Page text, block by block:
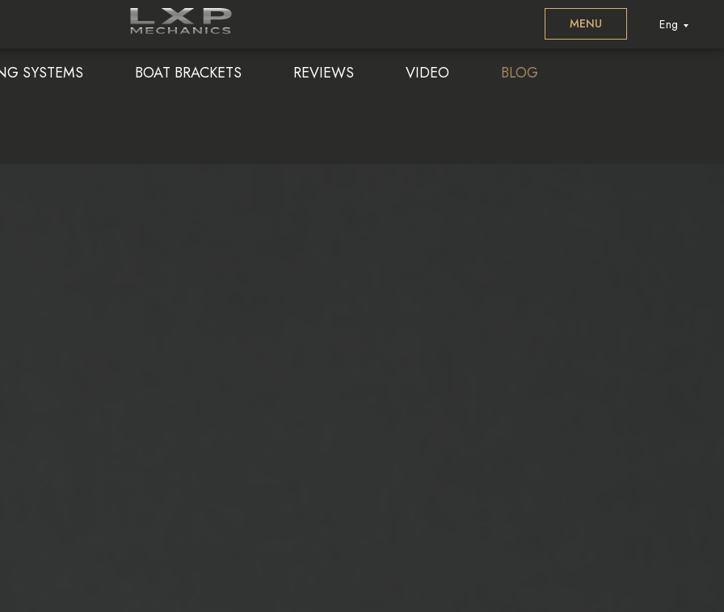
MENU Eng
SYSTEMS BOAT BRACKETS REVIEWS VIDEO BLOG